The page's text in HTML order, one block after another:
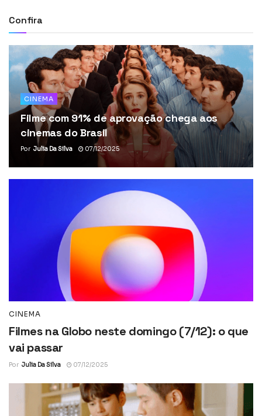
Confira
CINEMA
Filme com 91% de aprovação chega aos
cinemas do Brasil
Por Julia Da Silva 07/12/2025
CINEMA
Filmes na Globo neste domingo (7/12): o que
vai passar
Por Julia Da Silva 07/12/2025